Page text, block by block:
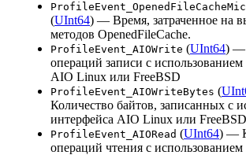
(UInt64) — Время, затраченное на
методов OpenedFileCache.
ProfileEvent_AIOWrite (UInt64) —
операций записи с использованием
AIO Linux или FreeBSD
ProfileEvent_AIOWriteBytes (
Количество байтов, записанных с
интерфейса AIO Linux или FreeBSD
ProfileEvent_AIORead (UInt64) —
операций чтения с использованием